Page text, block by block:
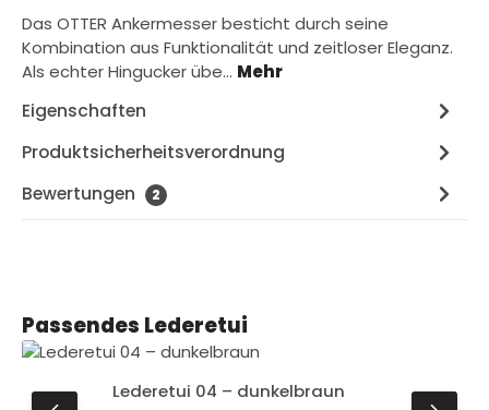
Das OTTER Ankermesser besticht durch seine
Kombination aus Funktionalität und zeitloser Eleganz.
Als echter Hingucker übe… Mehr
Eigenschaften
Produktsicherheitsverordnung
Bewertungen
2
Produktgalerie überspringen
Passendes Lederetui
Lederetui 04 – dunkelbraun